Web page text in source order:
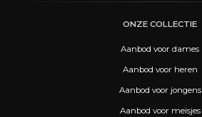
ONZE COLLECTIE
Aanbod voor dames
Aanbod voor heren
Aanbod voor jongens
Aanbod voor meisjes